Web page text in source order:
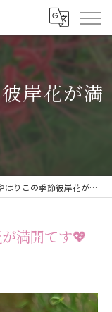
岸花が満
この季節彼岸花が満開てす💖
満開てす💖